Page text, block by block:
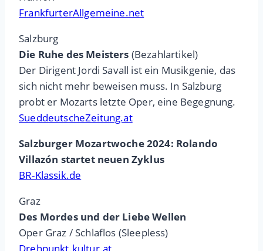
FrankfurterAllgemeine.net
Salzburg
Die Ruhe des Meisters (Bezahlartikel)
Der Dirigent Jordi Savall ist ein Musikgenie, das
sich nicht mehr beweisen muss. In Salzburg
probt er Mozarts letzte Oper, eine Begegnung.
SueddeutscheZeitung.at
Salzburger Mozartwoche 2024: Rolando
Villazón startet neuen Zyklus
BR-Klassik.de
Graz
Des Mordes und der Liebe Wellen
Oper Graz / Schlaflos (Sleepless)